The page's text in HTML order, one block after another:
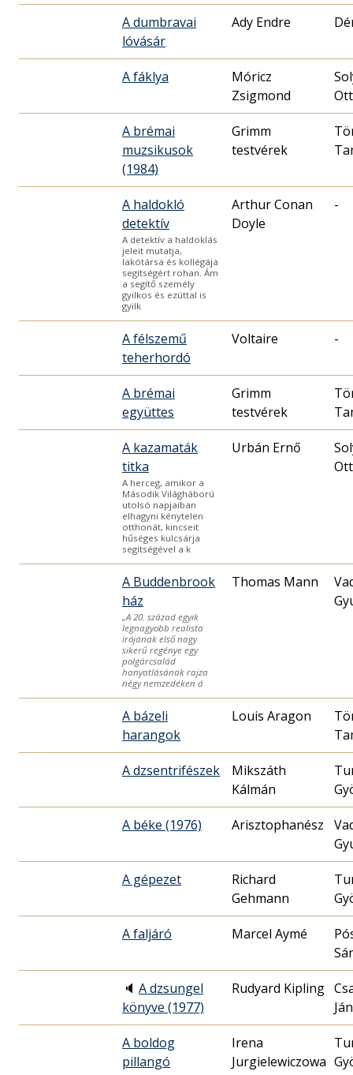
A dumbravai
lóvásár
Ady Endre
A fáklya
Móricz
Zsigmond
A brémai
muzsikusok
(1984)
Grimm
testvérek
A haldokló
detektív
A detektív a haldoklás
jeleit mutatja,
lakótársa és kollégája
segítségért rohan. Ám
a segítő személy
gyilkos és ezúttal is
gyilk
Arthur Conan
Doyle
-
A félszemű
teherhordó
Voltaire -
A brémai
együttes
Grimm
testvérek
A kazamaták
titka
A herceg, amikor a
Második Világháború
utolsó napjaiban
elhagyni kénytelen
otthonát, kincseit
hűséges kulcsárja
segítségével a k
Urbán Ernő
A Buddenbrook
ház
„A 20. század egyik
legnagyobb realista
írójának első nagy
sikerű regénye egy
polgárcsalád
hanyatlásának rajza
négy nemzedéken á
Thomas Mann
A bázeli
harangok
Louis Aragon
A dzsentrifészek
Mikszáth
Kálmán
A béke (1976)
A gépezet
Richard
Gehmann
A faljáró Marcel Aymé
🔈 A dzsungel
könyve (1977)
Rudyard Kipling
A boldog
pillangó
Irena
Jurgielewiczowa